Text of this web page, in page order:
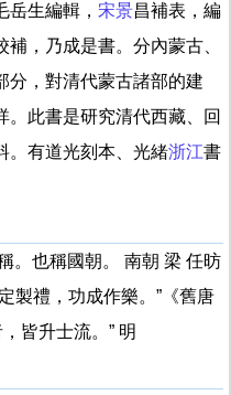
生編輯， 宋景昌補表，編
補，乃成是書。分內蒙古、
分，對清代蒙古諸部的建
。此書是研究清代西藏、回
。有道光刻本、光緒浙江書
。也稱國朝。 南朝 梁 任昉
製禮，功成作樂。”《舊唐
皆升士流。” 明